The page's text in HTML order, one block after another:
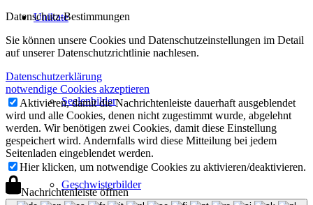
Unikate
Seelenbilder
Geschwisterbilder
Datenschutz-Bestimmungen
Sie können unsere Cookies und Datenschutzeinstellungen im Detail
auf unserer Datenschutzrichtlinie nachlesen.
Datenschutzerklärung
notwendige Cookies akzeptieren
Aktivieren, damit die Nachrichtenleiste dauerhaft ausgeblendet
wird und alle Cookies, denen nicht zugestimmt wurde, abgelehnt
werden. Wir benötigen zwei Cookies, damit diese Einstellung
gespeichert wird. Andernfalls wird diese Mitteilung bei jedem
Seitenladen eingeblendet werden.
Hier klicken, um notwendige Cookies zu aktivieren/deaktivieren.
Nachrichtenleiste öffnen